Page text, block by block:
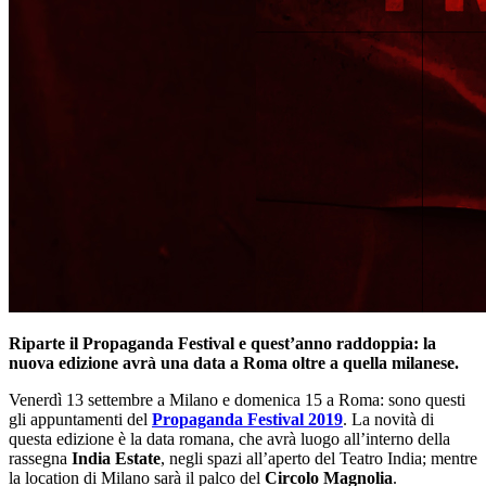
Riparte il Propaganda Festival e quest’anno raddoppia: la
nuova edizione avrà una data a Roma oltre a quella milanese.
Venerdì 13 settembre a Milano e domenica 15 a Roma: sono questi
gli appuntamenti del Propaganda Festival 2019. La novità di
questa edizione è la data romana, che avrà luogo all’interno della
rassegna India Estate, negli spazi all’aperto del Teatro India; mentre
la location di Milano sarà il palco del Circolo Magnolia.